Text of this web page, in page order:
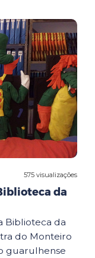
575 visualizações
da
Biblioteca da
do Monteiro
guarulhense